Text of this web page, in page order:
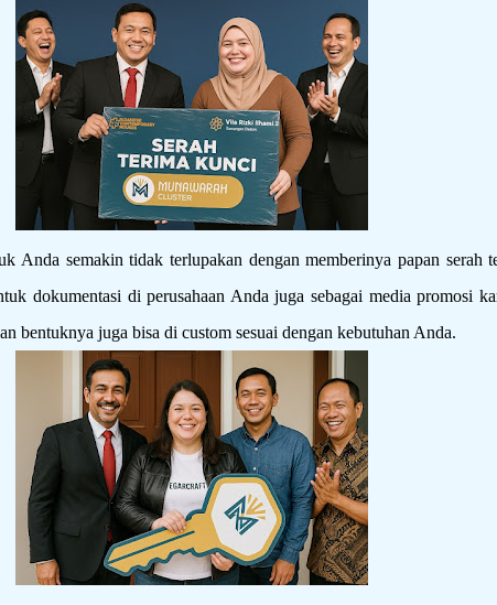
Anda semakin tidak terlupakan dengan memberinya papan serah
dokumentasi di perusahaan Anda juga sebagai media promosi
bentuknya juga bisa di custom sesuai dengan kebutuhan Anda.